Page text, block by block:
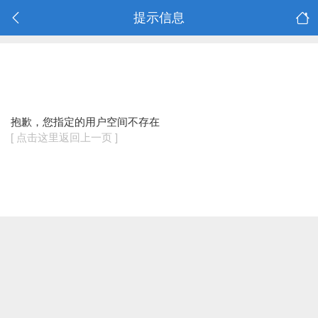
提示信息
抱歉，您指定的用户空间不存在
[ 点击这里返回上一页 ]